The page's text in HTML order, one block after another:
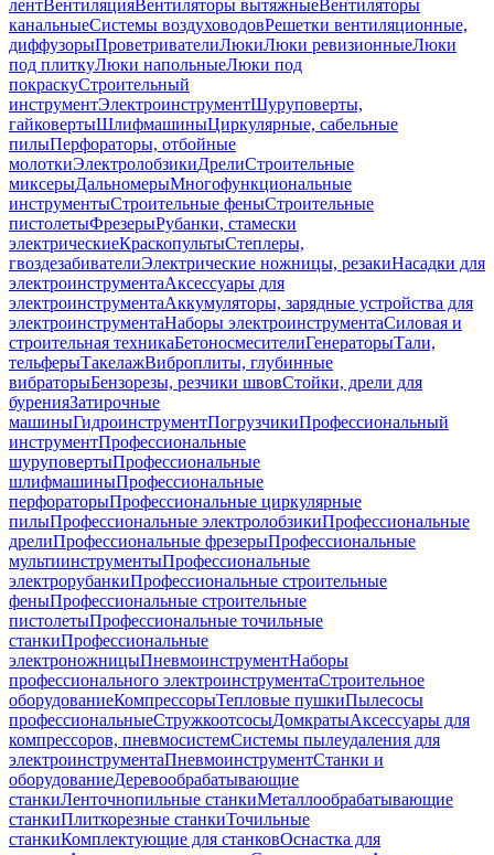
лентВентиляцияВентиляторы вытяжныеВентиляторы
канальныеСистемы воздуховодовРешетки вентиляционные,
диффузорыПроветривателиЛюкиЛюки ревизионныеЛюки
под плиткуЛюки напольныеЛюки под
покраскуСтроительный
инструментЭлектроинструментШуруповерты,
гайковертыШлифмашиныЦиркулярные, сабельные
пилыПерфораторы, отбойные
молоткиЭлектролобзикиДрелиСтроительные
миксерыДальномерыМногофункциональные
инструментыСтроительные феныСтроительные
пистолетыФрезерыРубанки, стамески
электрическиеКраскопультыСтеплеры,
гвоздезабивателиЭлектрические ножницы, резакиНасадки для
электроинструментаАксессуары для
электроинструментаАккумуляторы, зарядные устройства для
электроинструментаНаборы электроинструментаСиловая и
строительная техникаБетоносмесителиГенераторыТали,
тельферыТакелажВиброплиты, глубинные
вибраторыБензорезы, резчики швовСтойки, дрели для
буренияЗатирочные
машиныГидроинструментПогрузчикиПрофессиональный
инструментПрофессиональные
шуруповертыПрофессиональные
шлифмашиныПрофессиональные
перфораторыПрофессиональные циркулярные
пилыПрофессиональные электролобзикиПрофессиональные
дрелиПрофессиональные фрезерыПрофессиональные
мультиинструментыПрофессиональные
электрорубанкиПрофессиональные строительные
феныПрофессиональные строительные
пистолетыПрофессиональные точильные
станкиПрофессиональные
электроножницыПневмоинструментНаборы
профессионального электроинструментаСтроительное
оборудованиеКомпрессорыТепловые пушкиПылесосы
профессиональныеСтружкоотсосыДомкратыАксессуары для
компрессоров, пневмосистемСистемы пылеудаления для
электроинструментаПневмоинструментСтанки и
оборудованиеДеревообрабатывающие
станкиЛенточнопильные станкиМеталлообрабатывающие
станкиПлиткорезные станкиТочильные
станкиКомплектующие для станковОснастка для